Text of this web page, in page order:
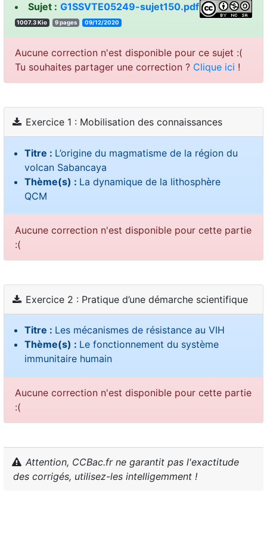
Sujet : G1SSVTE05249-sujet150.pdf
1007.3 Kio 9 pages 09/12/2020
Aucune correction n'est disponible pour ce sujet :(
Tu souhaites partager une correction ? Clique ici !
Exercice 1 : Mobilisation des connaissances
Titre : L’origine du magmatisme de la région du
volcan Sabancaya
Thème(s) : La dynamique de la lithosphère
QCM
Aucune correction n'est disponible pour cette partie
:(
Exercice 2 : Pratique d’une démarche scientifique
Titre : Les mécanismes de résistance au VIH
Thème(s) : Le fonctionnement du système
immunitaire humain
Aucune correction n'est disponible pour cette partie
:(
Attention, CCBac.fr ne garantit pas l'exactitude
des corrigés, utilisez-les intelligemment !